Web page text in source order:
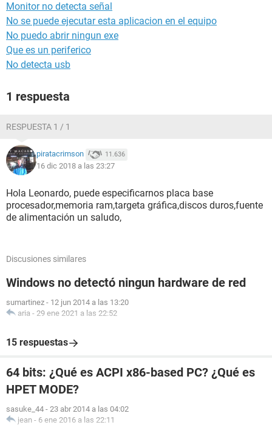
Monitor no detecta señal
No se puede ejecutar esta aplicacion en el equipo
No puedo abrir ningun exe
Que es un periferico
No detecta usb
1 respuesta
RESPUESTA 1 / 1
piratacrimson 11.636
16 dic 2018 a las 23:27
Hola Leonardo, puede especificarnos placa base
procesador,memoria ram,targeta gráfica,discos duros,fuente
de alimentación un saludo,
Discusiones similares
Windows no detectó ningun hardware de red
sumartinez - 12 jun 2014 a las 13:20
aria - 29 ene 2021 a las 22:52
15 respuestas
64 bits: ¿Qué es ACPI x86-based PC? ¿Qué es
HPET MODE?
sasuke_44 - 23 abr 2014 a las 04:02
jean - 6 ene 2016 a las 22:11